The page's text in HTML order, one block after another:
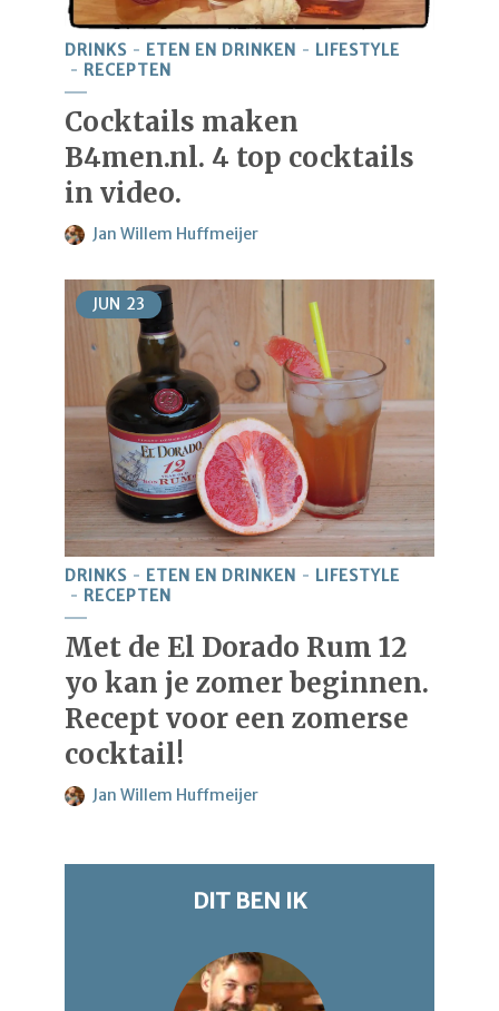
DRINKS ETEN EN DRINKEN
LIFESTYLE
RECEPTEN
Cocktails maken
B4men.nl. 4 top cocktails
in video.
Jan Willem Huffmeijer
JUN 23
DRINKS ETEN EN DRINKEN
LIFESTYLE
RECEPTEN
Met de El Dorado Rum 12
yo kan je zomer beginnen.
Recept voor een zomerse
cocktail!
Jan Willem Huffmeijer
DIT BEN IK